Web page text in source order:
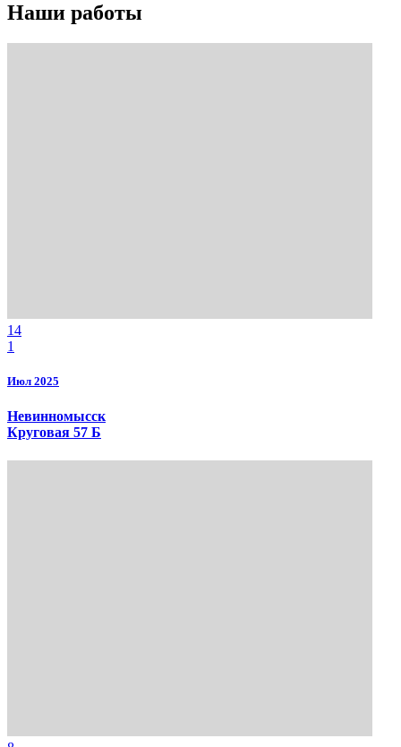
Наши работы
14
1
Июл 2025
Невинномысск
Круговая 57 Б